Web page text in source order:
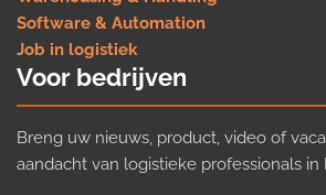
Software & Automation
Job in logistiek
Voor bedrijven
Breng uw nieuws, product, video of
aandacht van logistieke professionals in